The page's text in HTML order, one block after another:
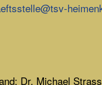
Dr. Michael